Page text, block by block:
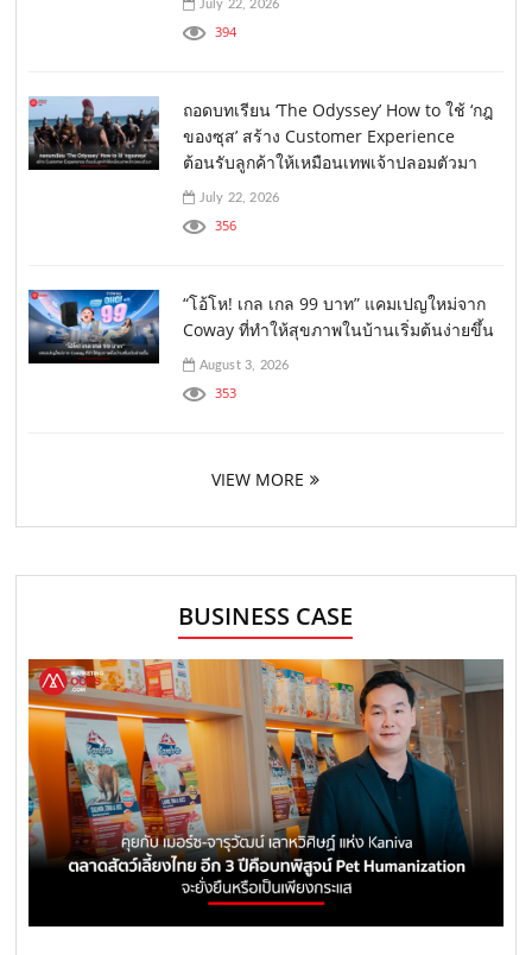
July 22, 2026
394
ถอดบทเรียน ‘The Odyssey’ How to ใช้ ‘กฎ
ของซุส’ สร้าง Customer Experience
ต้อนรับลูกค้าให้เหมือนเทพเจ้าปลอมตัวมา
July 22, 2026
356
“โอ้โห! เกล เกล 99 บาท” แคมเปญใหม่จาก
Coway ที่ทำให้สุขภาพในบ้านเริ่มต้นง่ายขึ้น
August 3, 2026
353
VIEW MORE
BUSINESS CASE